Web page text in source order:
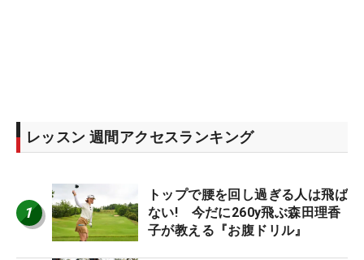
レッスン 週間アクセスランキング
1
トップで腰を回し過ぎる人は飛ば
ない! 今だに260y飛ぶ森田理香
子が教える『お腹ドリル』